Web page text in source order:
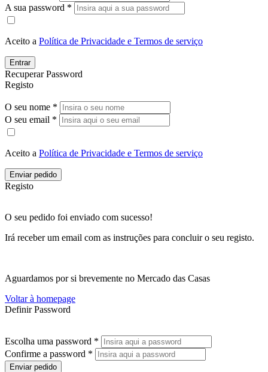
A sua password *
Aceito a Política de Privacidade e Termos de serviço
Entrar
Recuperar Password
Registo
O seu nome *
O seu email *
Aceito a Política de Privacidade e Termos de serviço
Enviar pedido
Registo
O seu pedido foi enviado com sucesso!
Irá receber um email com as instruções para concluir o seu registo.
Aguardamos por si brevemente no Mercado das Casas
Voltar à homepage
Definir Password
Escolha uma password *
Confirme a password *
Enviar pedido